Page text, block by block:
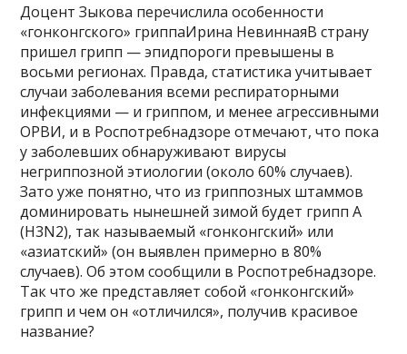
Доцент Зыкова перечислила особенности
«гонконгского» гриппаИрина НевиннаяВ страну
пришел грипп — эпидпороги превышены в
восьми регионах. Правда, статистика учитывает
случаи заболевания всеми респираторными
инфекциями — и гриппом, и менее агрессивными
ОРВИ, и в Роспотребнадзоре отмечают, что пока
у заболевших обнаруживают вирусы
негриппозной этиологии (около 60% случаев).
Зато уже понятно, что из гриппозных штаммов
доминировать нынешней зимой будет грипп А
(H3N2), так называемый «гонконгский» или
«азиатский» (он выявлен примерно в 80%
случаев). Об этом сообщили в Роспотребнадзоре.
Так что же представляет собой «гонконгский»
грипп и чем он «отличился», получив красивое
название?